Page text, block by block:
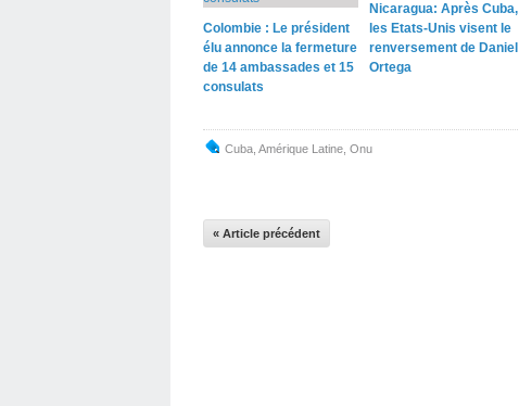
Colombie : Le président
élu annonce la fermeture
de 14 ambassades et 15
consulats
Nicaragua: Après Cuba,
les Etats-Unis visent le
renversement de Daniel
Ortega
Cuba Amérique Latine Onu
« Article précédent